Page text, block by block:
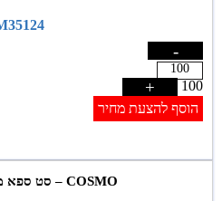
-
100
+
הוסף להצעת מחיר
COSMO – סט ספא מפנק בתיק יוטה